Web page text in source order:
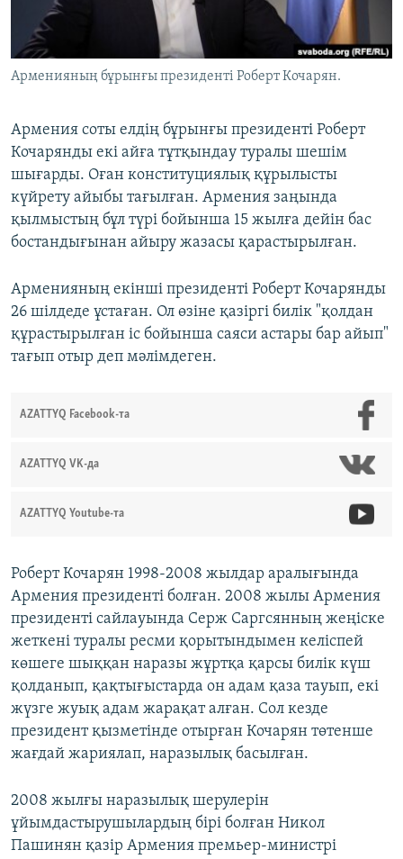
ЖАЗЫЛЫҢЫЗ
Арменияның бұрынғы президенті Роберт Кочарян.
Армения соты елдің бұрынғы президенті Роберт
Кочарянды екі айға тұтқындау туралы шешім
шығарды. Оған конституциялық құрылысты
күйрету айыбы тағылған. Армения заңында
қылмыстың бұл түрі бойынша 15 жылға дейін бас
бостандығынан айыру жазасы қарастырылған.
Арменияның екінші президенті Роберт Кочарянды
26 шілдеде ұстаған. Ол өзіне қазіргі билік "қолдан
құрастырылған іс бойынша саяси астары бар айып"
тағып отыр деп мәлімдеген.
AZATTYQ Facebook-та
AZATTYQ VK-да
AZATTYQ Youtube-та
Роберт Кочарян 1998-2008 жылдар аралығында
Армения президенті болған. 2008 жылы Армения
президенті сайлауында Серж Саргсянның жеңіске
жеткені туралы ресми қорытындымен келіспей
көшеге шыққан наразы жұртқа қарсы билік күш
қолданып, қақтығыстарда он адам қаза тауып, екі
жүзге жуық адам жарақат алған. Сол кезде
президент қызметінде отырған Кочарян төтенше
жағдай жариялап, наразылық басылған.
2008 жылғы наразылық шерулерін
ұйымдастырушылардың бірі болған Никол
Пашинян қазір Армения премьер-министрі